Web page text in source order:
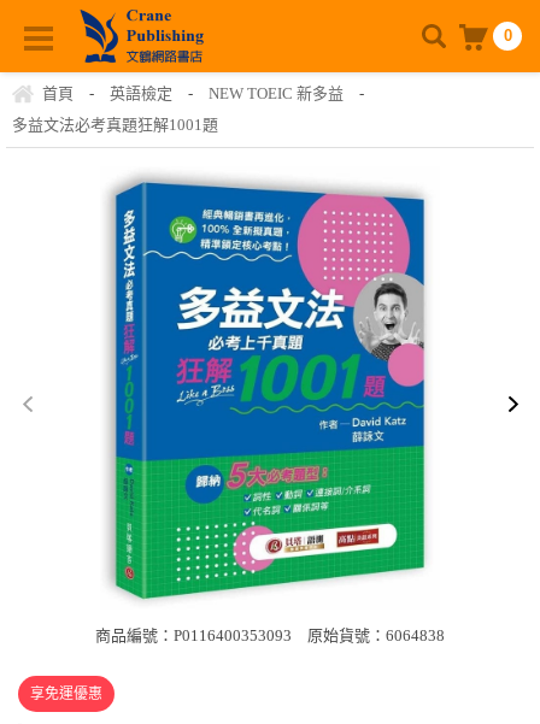
0
首頁 - 英語檢定 - NEW TOEIC 新多益
-
多益文法必考真題狂解1001題
商品編號：P0116400353093 原始貨號：6064838
享免運優惠